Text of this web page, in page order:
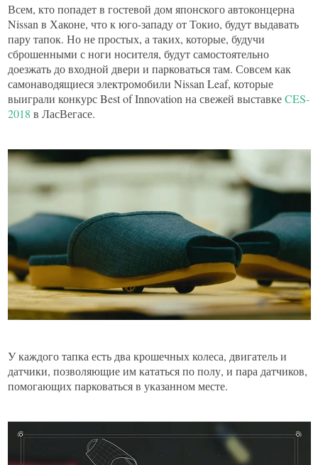
Всем, кто попадет в гостевой дом японского автоконцерна
Nissan в Хаконе, что к юго-западу от Токио, будут выдавать
пару тапок. Но не простых, а таких, которые, будучи
сброшенными с ноги носителя, будут самостоятельно
доезжать до входной двери и парковаться там. Совсем как
самонаводящиеся электромобили Nissan Leaf, которые
выиграли конкурс Best of Innovation на свежей выставкеCES-
2018 в ЛасВегасе.
У каждого тапка есть два крошечных колеса, двигатель и
датчики, позволяющие им кататься по полу, и пара датчиков,
помогающих парковаться в указанном месте.